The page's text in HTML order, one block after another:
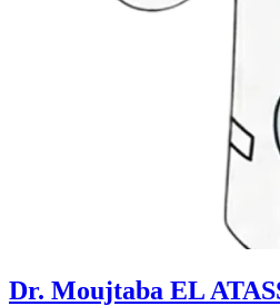
Dr. Moujtaba EL